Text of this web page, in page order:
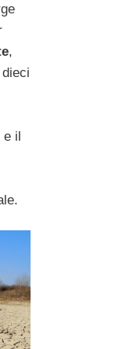
,
e il